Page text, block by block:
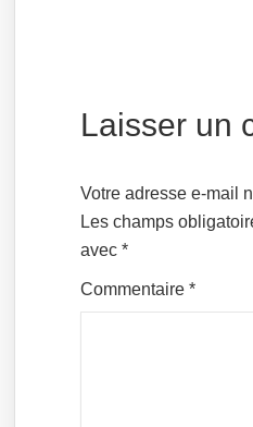
Laisser un
Votre adresse e-mail
Les champs
avec*
Commentaire*